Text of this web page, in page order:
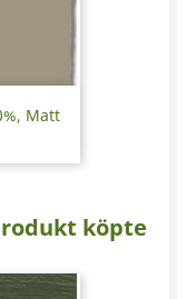
Matt
köpte